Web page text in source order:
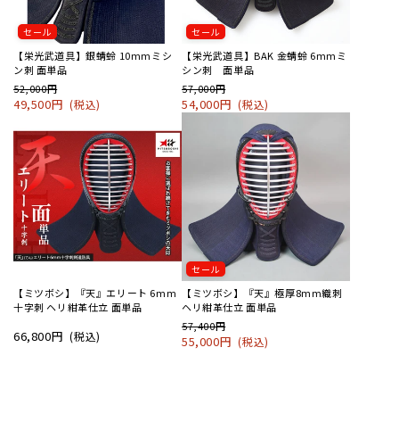
セール
【栄光武道具】銀蜻蛉 10mmミシ
ン刺 面単品
52,000円
49,500円(税込)
セール
【栄光武道具】BAK 金蜻蛉 6mmミ
シン刺 面単品
57,000円
54,000円(税込)
【ミツボシ】『天』エリート 6mm
十字刺 ヘリ紺革仕立 面単品
66,800円(税込)
セール
【ミツボシ】『天』極厚8mm織刺
ヘリ紺革仕立 面単品
57,400円
55,000円(税込)